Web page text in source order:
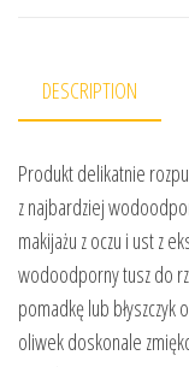
DESCRIPTION
Produkt delikatnie
z najbardziej
makijażu z oczu i ust z
wodoodporny tusz do
pomadkę lub
oliwek doskonale